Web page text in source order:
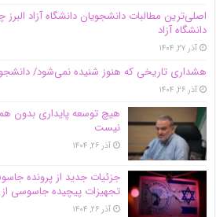
اصلی‌ترین مطالبات دانشجویان دانشگاه آزاد
دانشگاه آز‌اد
آذر ۲۷, ۱۴۰۴
هشداری تاریخی که هنوز شنیده نمی‌شود/
آذر ۲۶, ۱۴۰۴
هیچ توسعه پایداری بدون
نیست
آذر ۲۶, ۱۴۰۴
جزئیات جدید از پرونده
تجهیزات پیچیده جاسوسی
آذر ۲۶, ۱۴۰۴